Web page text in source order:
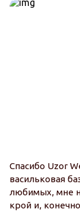
Спасибо Uzor
васильковая
любимых, мне
крой и,